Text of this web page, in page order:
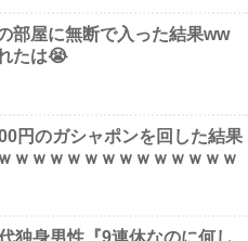
部屋に無断で入った結果ww
たは😭
円のガシャポンを回した結果
ｗｗｗｗｗｗｗｗｗｗｗｗｗ
独身男性『9連休なのに何し